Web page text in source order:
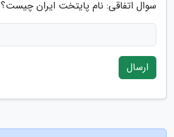
سوال اتفاقی: نام پایتخت ایران چیست؟
ارسال